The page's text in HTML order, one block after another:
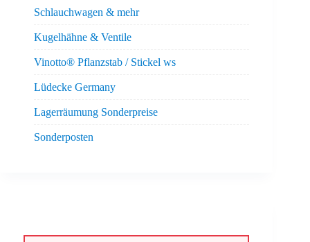
Schlauchwagen & mehr
Kugelhähne & Ventile
Vinotto® Pflanzstab / Stickel ws
Lüdecke Germany
Lagerräumung Sonderpreise
Sonderposten